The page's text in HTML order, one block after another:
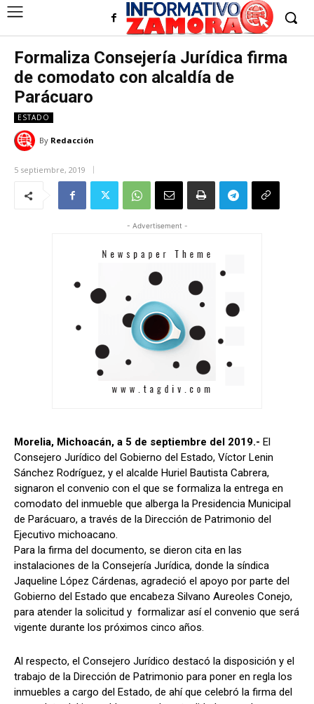
Formaliza Consejería Jurídica firma
de comodato con alcaldía de
Parácuaro
ESTADO
By Redacción
5 septiembre, 2019
- Advertisement -
Morelia, Michoacán, a 5 de septiembre del 2019.- El
Consejero Jurídico del Gobierno del Estado, Víctor Lenin
Sánchez Rodríguez, y el alcalde Huriel Bautista Cabrera,
signaron el convenio con el que se formaliza la entrega en
comodato del inmueble que alberga la Presidencia Municipal
de Parácuaro, a través de la Dirección de Patrimonio del
Ejecutivo michoacano.
Para la firma del documento, se dieron cita en las
instalaciones de la Consejería Jurídica, donde la síndica
Jaqueline López Cárdenas, agradeció el apoyo por parte del
Gobierno del Estado que encabeza Silvano Aureoles Conejo,
para atender la solicitud y formalizar así el convenio que será
vigente durante los próximos cinco años.
Al respecto, el Consejero Jurídico destacó la disposición y el
trabajo de la Dirección de Patrimonio para poner en regla los
inmuebles a cargo del Estado, de ahí que celebró la firma del